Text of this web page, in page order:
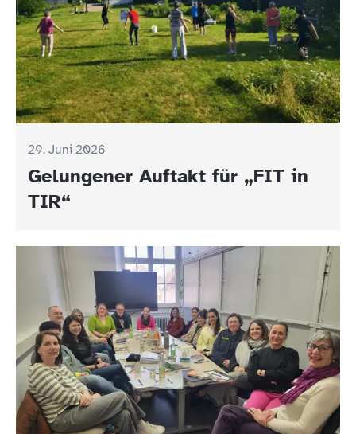
29. Juni 2026
Gelungener Auftakt für „FIT in
TIR“